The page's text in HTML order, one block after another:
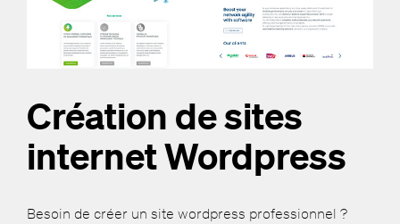
Création de sites
internet Wordpress
Besoin de créer un site wordpress professionnel ?